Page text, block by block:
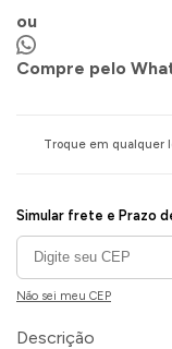
ou
Compre pelo
Troque em qualquer
Simular frete e Prazo
Não sei meu CEP
Descrição